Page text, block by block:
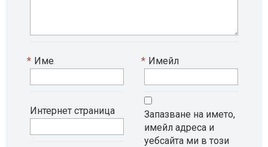
Име
* Имейл
*
Интернет страница
Запазване на името,
имейл адреса и
уебсайта ми в този